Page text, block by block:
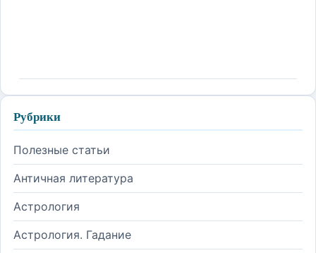
Рубрики
Полезные статьи
Античная литература
Астрология
Астрология. Гадание